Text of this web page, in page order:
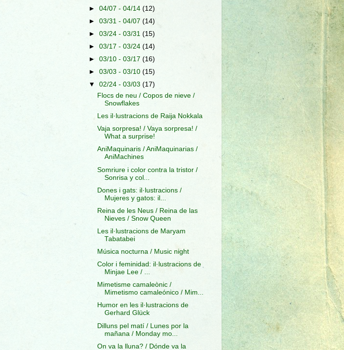
►04/07 - 04/14(12)
►03/31 - 04/07(14)
►03/24 - 03/31(15)
►03/17 - 03/24(14)
►03/10 - 03/17(16)
►03/03 - 03/10(15)
▼02/24 - 03/03(17)
Flocs de neu / Copos de nieve /
Snowflakes
Les il·lustracions de Raija Nokkala
Vaja sorpresa! / Vaya sorpresa! /
What a surprise!
AniMaquinaris / AniMaquinarias /
AniMachines
Somriure i color contra la tristor /
Sonrisa y col...
Dones i gats: il·lustracions /
Mujeres y gatos: il...
Reina de les Neus / Reina de las
Nieves / Snow Queen
Les il·lustracions de Maryam
Tabatabei
Música nocturna / Music night
Color i feminidad: il·lustracions de
Minjae Lee / ...
Mimetisme camaleònic /
Mimetismo camaleónico / Mim...
Humor en les il·lustracions de
Gerhard Glück
Dilluns pel matí / Lunes por la
mañana / Monday mo...
On va la lluna? / Dónde va la